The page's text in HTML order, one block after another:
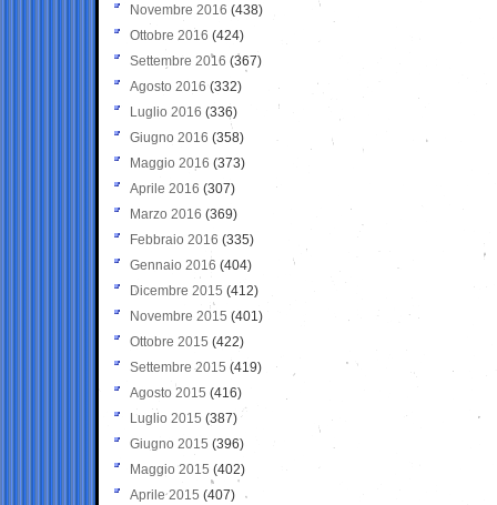
Novembre 2016 (438)
Ottobre 2016 (424)
Settembre 2016 (367)
Agosto 2016 (332)
Luglio 2016 (336)
Giugno 2016 (358)
Maggio 2016 (373)
Aprile 2016 (307)
Marzo 2016 (369)
Febbraio 2016 (335)
Gennaio 2016 (404)
Dicembre 2015 (412)
Novembre 2015 (401)
Ottobre 2015 (422)
Settembre 2015 (419)
Agosto 2015 (416)
Luglio 2015 (387)
Giugno 2015 (396)
Maggio 2015 (402)
Aprile 2015 (407)